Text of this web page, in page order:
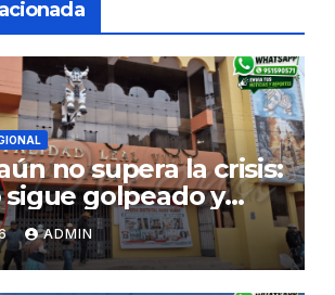
no supera la crisis:
golpeado y
exige al nuevo
fondos para obras
ADMIN